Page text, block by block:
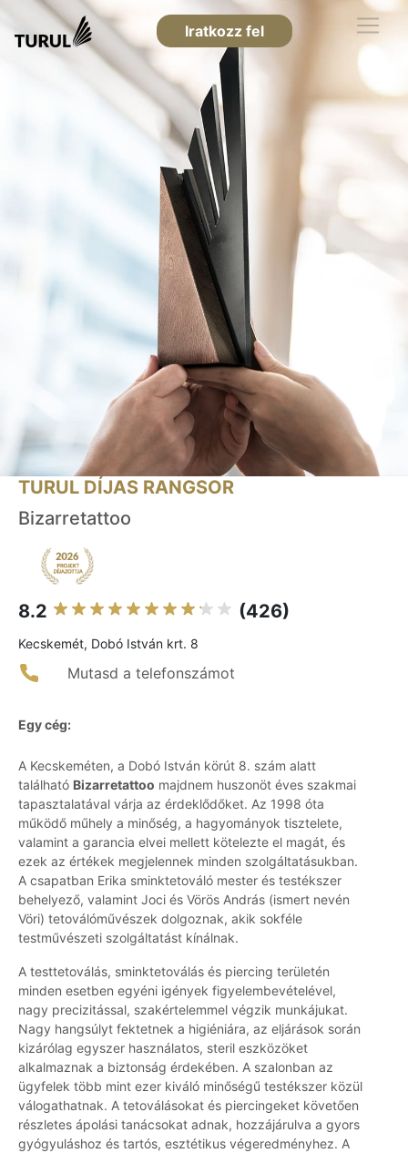
Iratkozz fel
TURUL DÍJAS RANGSOR
Bizarretattoo
8.2 (426)
Kecskemét, Dobó István krt. 8
Mutasd a telefonszámot
Egy cég:
A Kecskeméten, a Dobó István körút 8. szám alatt
található Bizarretattoo majdnem huszonöt éves szakmai
tapasztalatával várja az érdeklődőket. Az 1998 óta
működő műhely a minőség, a hagyományok tisztelete,
valamint a garancia elvei mellett kötelezte el magát, és
ezek az értékek megjelennek minden szolgáltatásukban.
A csapatban Erika sminktetováló mester és testékszer
behelyező, valamint Joci és Vörös András (ismert nevén
Vöri) tetoválóművészek dolgoznak, akik sokféle
testművészeti szolgáltatást kínálnak.
A testtetoválás, sminktetoválás és piercing területén
minden esetben egyéni igények figyelembevételével,
nagy precizitással, szakértelemmel végzik munkájukat.
Nagy hangsúlyt fektetnek a higiéniára, az eljárások során
kizárólag egyszer használatos, steril eszközöket
alkalmaznak a biztonság érdekében. A szalonban az
ügyfelek több mint ezer kiváló minőségű testékszer közül
válogathatnak. A tetoválásokat és piercingeket követően
részletes ápolási tanácsokat adnak, hozzájárulva a gyors
gyógyuláshoz és tartós, esztétikus végeredményhez. A